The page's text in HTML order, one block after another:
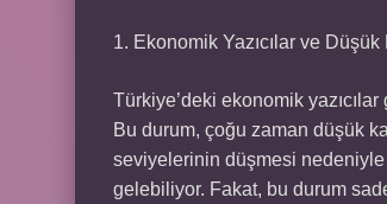
1. Ekonomik Yazıcılar ve
Türkiye’deki ekonomik
Bu durum, çoğu zaman düşük
seviyelerinin düşmesi
gelebiliyor. Fakat, bu durum